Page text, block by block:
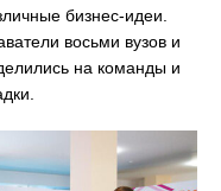
бизнес-идеи.
восьми вузов и
на команды и